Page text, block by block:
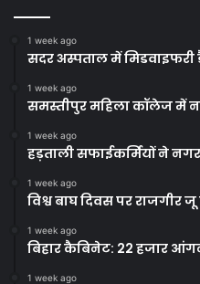
1 week ago
सदर अस्पताल में मिडवाइफरी
1 week ago
समस्तीपुर महिला कॉलेज में
1 week ago
हड़ताली सफाईकर्मियों ने
1 week ago
विश्व बाघ दिवस पर राजगीर
1 week ago
बिहार कैबिनेट: 22 हजार
1 week ago